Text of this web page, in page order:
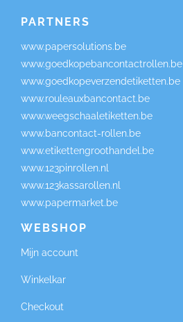
PARTNERS
www.papersolutions.be
www.goedkopebancontactrollen.be
www.goedkopeverzendetiketten.be
www.rouleauxbancontact.be
www.weegschaaletiketten.be
www.bancontact-rollen.be
www.etikettengroothandel.be
www.123pinrollen.nl
www.123kassarollen.nl
www.papermarket.be
WEBSHOP
Mijn account
Winkelkar
Checkout